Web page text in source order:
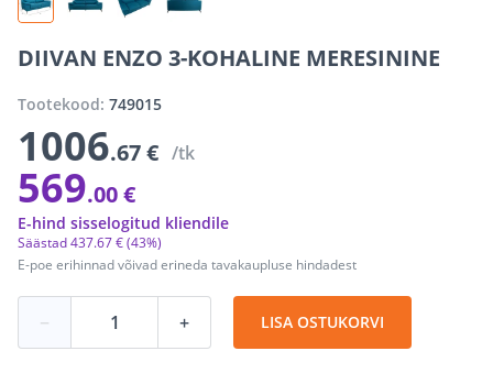
DIIVAN ENZO 3-KOHALINE MERESININE
Tootekood: 749015
1006.67 € /tk
569.00 €
E-poe erihinnad võivad erineda tavakaupluse hindadest
Säästad437.67 €(43%)
E-hind sisselogitud kliendile
− + LISA OSTUKORVI